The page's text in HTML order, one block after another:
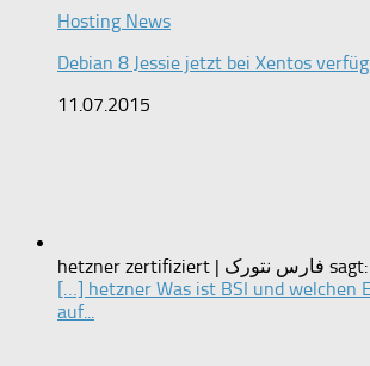
Hosting News
Debian 8 Jessie jetzt bei Xentos
11.07.2015
hetzner zertifiziert | فارس نتورک sagt:
[…] hetzner Was ist BSI und welchen
auf...